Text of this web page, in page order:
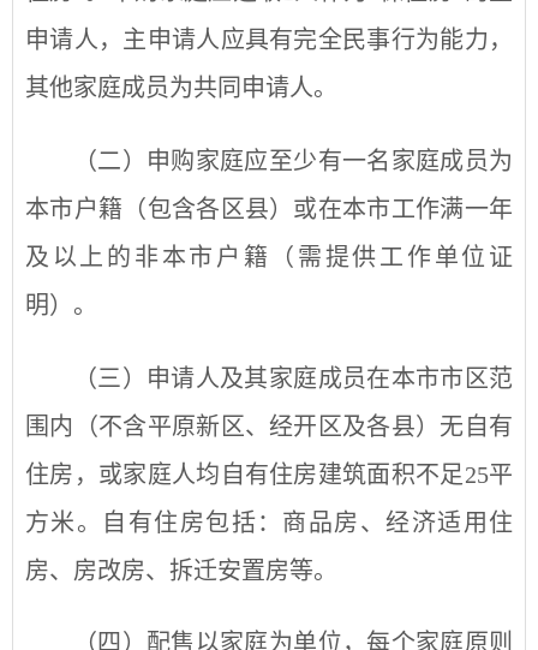
申请人，主申请人应具有完全民事行为能力，
其他家庭成员为共同申请人。
（二）申购家庭应至少有一名家庭成员为
本市户籍（包含各区县）或在本市工作满一年
及以上的非本市户籍（需提供工作单位证
明）。
（三）申请人及其家庭成员在本市市区范
围内（不含平原新区、经开区及各县）无自有
住房，或家庭人均自有住房建筑面积不足25平
方米。自有住房包括：商品房、经济适用住
房、房改房、拆迁安置房等。
（四）配售以家庭为单位，每个家庭原则